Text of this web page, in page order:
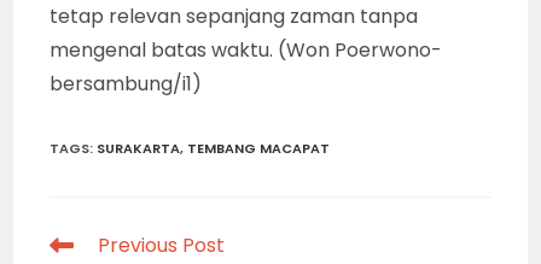
tetap relevan sepanjang zaman tanpa
mengenal batas waktu. (Won Poerwono-
bersambung/i1)
TAGS: SURAKARTA, TEMBANG MACAPAT
Read
Previous Post